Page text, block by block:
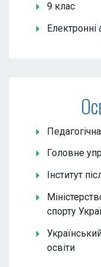
9 клас
Електронні
Головне
Інститут
спорту
освіти